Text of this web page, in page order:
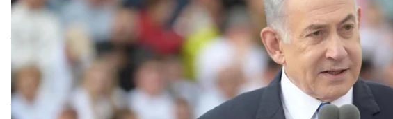
высотам со стороны Ливана.
Об этом
сообщилив канцелярии израильского премьера.
Так, Нетаньяху и министр обороны Израиля Йоав Галант
способа и сроков реагирования на действия террористической
министр иностранных дел Израиля Исраэль Кац говорил, что
моменту, когда столкнется с тотальной войной против
Тем временем дипломаты США и стран Ближнего Востока